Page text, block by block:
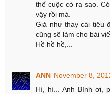
thế cuộc có ra sao.
vậy rồi mà.
Giá như thay cái tiêu
cũng sẽ làm cho bài
Hề hề hề,...
ANN November 8,
Hì, hì... Anh Bình ơi,